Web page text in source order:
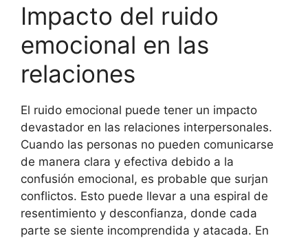
Impacto del ruido
emocional en las
relaciones
El ruido emocional puede tener un impacto
devastador en las relaciones interpersonales.
Cuando las personas no pueden comunicarse
de manera clara y efectiva debido a la
confusión emocional, es probable que surjan
conflictos. Esto puede llevar a una espiral de
resentimiento y desconfianza, donde cada
parte se siente incomprendida y atacada. En